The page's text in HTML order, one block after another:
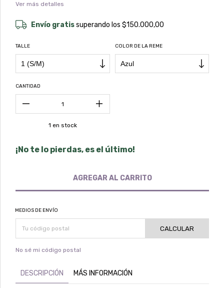
Ver más detalles
Envío gratissuperando los$150.000,00
TALLE COLOR DE LA REME
CANTIDAD
1 en stock
¡No te lo pierdas, es el último!
MEDIOS DE ENVÍO
CALCULAR
No sé mi código postal
DESCRIPCIÓN MÁS INFORMACIÓN